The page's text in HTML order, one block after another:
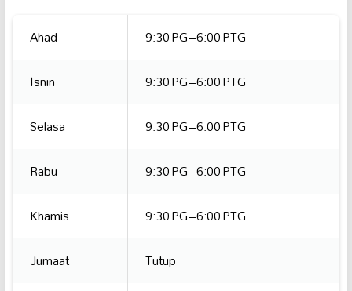
Ahad
9:30 PG–6:00 PTG
Isnin
9:30 PG–6:00 PTG
Selasa
9:30 PG–6:00 PTG
Rabu
9:30 PG–6:00 PTG
Khamis
9:30 PG–6:00 PTG
Jumaat
Tutup